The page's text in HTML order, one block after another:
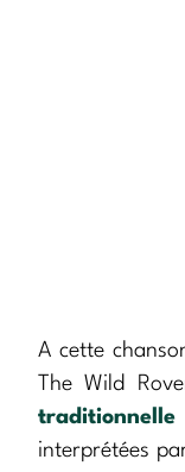
A cette
The Wild
interprétées